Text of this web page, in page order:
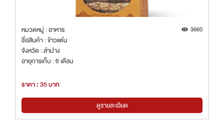
หมวดหมู่ : อาหาร 3660
ชื่อสินค้า : ข้าวแต๋น
จังหวัด : ลำปาง
อายุการเก็บ : 6 เดือน
ราคา : 35 บาท
ดูรายละเอียด